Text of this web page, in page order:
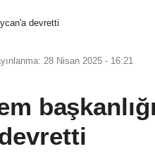
devretti
28 Nisan 2025 - 16:21